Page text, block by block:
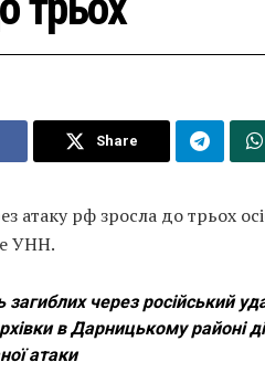
Share
атаку рф зросла до трьох
УНН.
загиблих через російський
в Дарницькому районі
атаки